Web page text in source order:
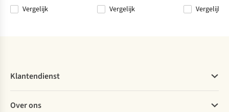
Vergelijk
Vergelijk
Vergelijk
Klantendienst
Over ons